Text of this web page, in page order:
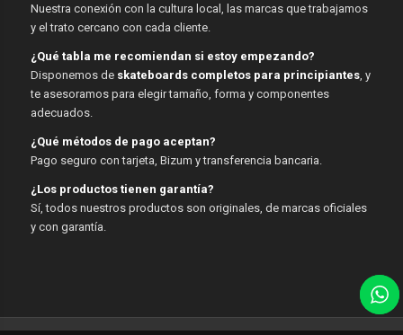
Nuestra conexión con la cultura local, las marcas que trabajamos
y el trato cercano con cada cliente.
¿Qué tabla me recomiendan si estoy empezando?
Disponemos de skateboards completos para principiantes, y
te asesoramos para elegir tamaño, forma y componentes
adecuados.
¿Qué métodos de pago aceptan?
Pago seguro con tarjeta, Bizum y transferencia bancaria.
¿Los productos tienen garantía?
Sí, todos nuestros productos son originales, de marcas oficiales
y con garantía.